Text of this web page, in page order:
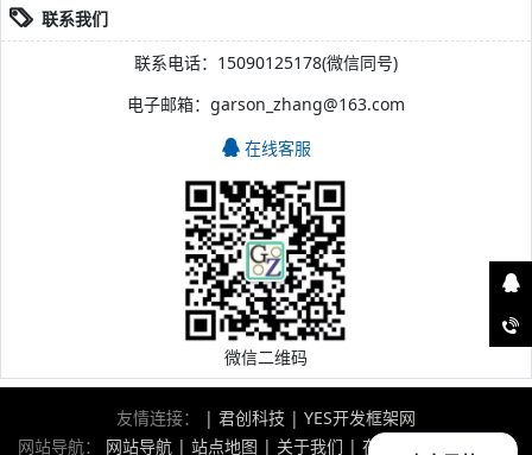
联系我们
联系电话：15090125178(微信同号)
电子邮箱：garson_zhang@163.com
在线客服
微信二维码
友情连接： | 君创科技 | YES开发框架网
网站导航： 网站导航 | 站点地图 | 关于我们 | 在线留言 版权声明